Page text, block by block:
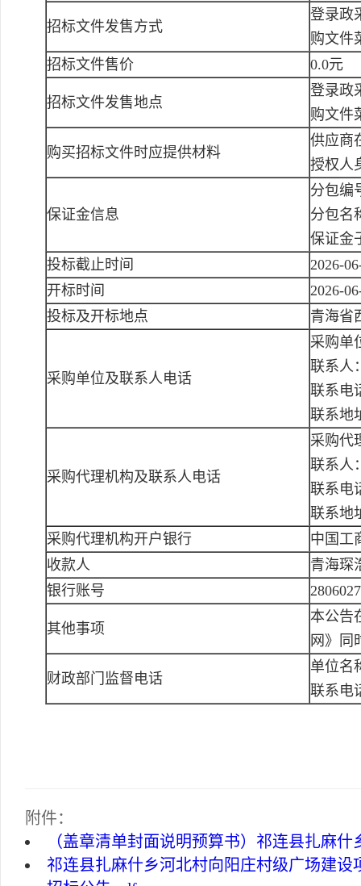
招标文件发售方式
登录政
购文件
招标文件售价
0.0元
招标文件发售地点
登录政
购文件
购买招标文件时应提供材料
供应商
授权人
保证金信息
分包编
分包名
保证金
投标截止时间
2026-
开标时间
2026-
投标及开标地点
青海省
采购单位及联系人电话
采购单
联系人
联系电
联系地
采购代理机构及联系人电话
采购代
联系人
联系电
联系地
采购代理机构开户银行
中国工
收款人
青海琛
银行账号
其他事项
本公告
网》同
财政部门监督电话
单位名
联系电
附件：
（盖章清单封面说明预算书）祁连县扎麻
祁连县扎麻什乡河北村向阳庄村级广场建设